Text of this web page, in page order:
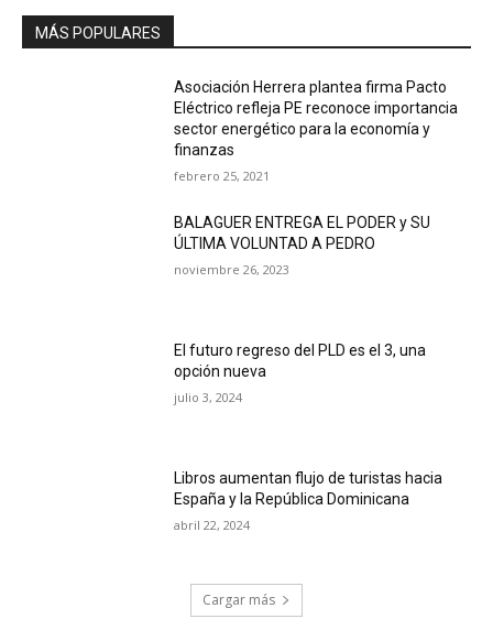
MÁS POPULARES
Asociación Herrera plantea firma Pacto
Eléctrico refleja PE reconoce importancia
sector energético para la economía y
finanzas
febrero 25, 2021
BALAGUER ENTREGA EL PODER y SU
ÚLTIMA VOLUNTAD A PEDRO
noviembre 26, 2023
El futuro regreso del PLD es el 3, una
opción nueva
julio 3, 2024
Libros aumentan flujo de turistas hacia
España y la República Dominicana
abril 22, 2024
Cargar más